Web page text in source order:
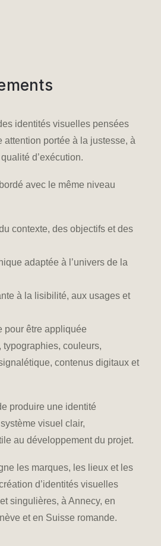
identités visuelles pensées
attention portée à la justesse, à
d’exécution.
avec le même niveau
contexte, des objectifs et des
adaptée à l’univers de la
à la lisibilité, aux usages et
pour être appliquée
typographies, couleurs,
contenus digitaux et
produire une identité
visuel clair,
au développement du projet.
les marques, les lieux et les
d’identités visuelles
singulières, à Annecy, en
et en Suisse romande.